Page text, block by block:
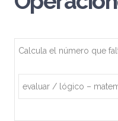
Calcula el número que
evaluar / lógico –